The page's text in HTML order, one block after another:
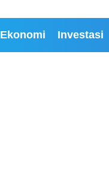
Ekonomi Investasi